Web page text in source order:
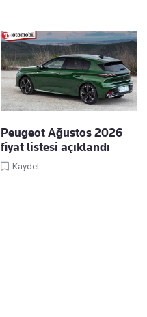
Peugeot Ağustos 2026
fiyat listesi açıklandı
Kaydet